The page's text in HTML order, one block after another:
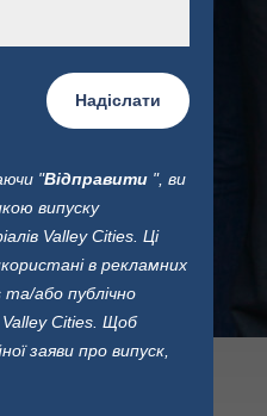
Надіслати
"Відправити", ви
випуску
Valley Cities. Ці
в рекламних
або публічно
Valley Cities. Щоб
заяви про випуск,